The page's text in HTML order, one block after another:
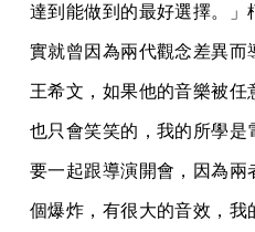
達到能做到的最好選擇。」
實就曾因為兩代觀念差異而
王希文，如果他的音樂被
也只會笑笑的，我的所學是
要一起跟導演開會，因為
個爆炸，有很大的音效，